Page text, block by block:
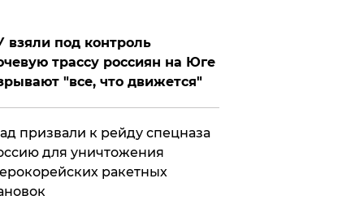
взяли под контроль
трассу россиян на Юге
"все, что движется"
призвали к рейду спецназа
для уничтожения
ракетных